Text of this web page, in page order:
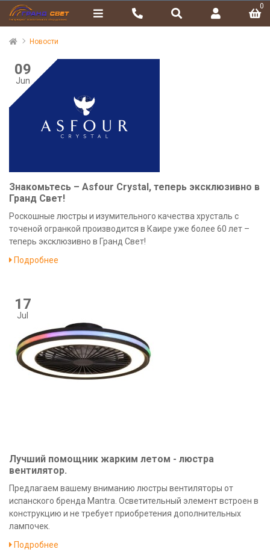
0
Новости
09
Jun
Знакомьтесь – Asfour Crystal, теперь эксклюзивно в
Гранд Свет!
Роскошные люстры и изумительного качества хрусталь с
точеной огранкой производится в Каире уже более 60 лет –
теперь эксклюзивно в Гранд Свет!
Подробнее
17
Jul
Лучший помощник жарким летом - люстра
вентилятор.
Предлагаем вашему вниманию люстры вентиляторы от
испанского бренда Mantra. Осветительный элемент встроен в
конструкцию и не требует приобретения дополнительных
лампочек.
Подробнее